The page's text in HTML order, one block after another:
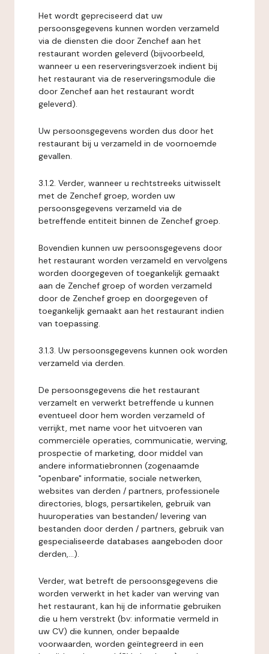
Het wordt gepreciseerd dat uw
persoonsgegevens kunnen worden verzameld
via de diensten die door Zenchef aan het
restaurant worden geleverd (bijvoorbeeld,
wanneer u een reserveringsverzoek indient bij
het restaurant via de reserveringsmodule die
door Zenchef aan het restaurant wordt
geleverd).
Uw persoonsgegevens worden dus door het
restaurant bij u verzameld in de voornoemde
gevallen.
3.1.2. Verder, wanneer u rechtstreeks uitwisselt
met de Zenchef groep, worden uw
persoonsgegevens verzameld via de
betreffende entiteit binnen de Zenchef groep.
Bovendien kunnen uw persoonsgegevens door
het restaurant worden verzameld en vervolgens
worden doorgegeven of toegankelijk gemaakt
aan de Zenchef groep of worden verzameld
door de Zenchef groep en doorgegeven of
toegankelijk gemaakt aan het restaurant indien
van toepassing.
3.1.3. Uw persoonsgegevens kunnen ook worden
verzameld via derden.
De persoonsgegevens die het restaurant
verzamelt en verwerkt betreffende u kunnen
eventueel door hem worden verzameld of
verrijkt, met name voor het uitvoeren van
commerciële operaties, communicatie, werving,
prospectie of marketing, door middel van
andere informatiebronnen (zogenaamde
"openbare" informatie, sociale netwerken,
websites van derden / partners, professionele
directories, blogs, persartikelen, gebruik van
huuroperaties van bestanden/ levering van
bestanden door derden / partners, gebruik van
gespecialiseerde databases aangeboden door
derden,...).
Verder, wat betreft de persoonsgegevens die
worden verwerkt in het kader van werving van
het restaurant, kan hij de informatie gebruiken
die u hem verstrekt (bv: informatie vermeld in
uw CV) die kunnen, onder bepaalde
voorwaarden, worden geïntegreerd in een